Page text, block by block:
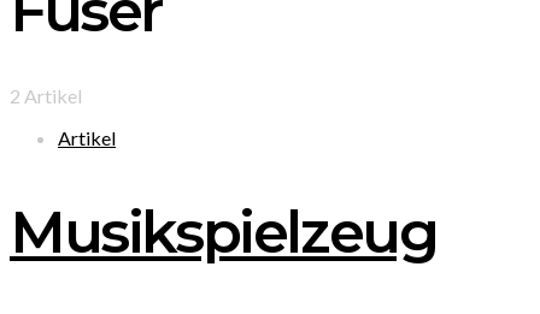
2 Artikel
Artikel
Musikspielzeug